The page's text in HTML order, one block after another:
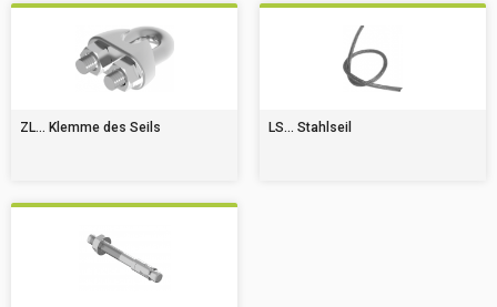
ZL... Klemme des Seils LS... Stahlseil